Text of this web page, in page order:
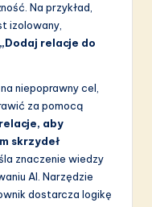
Na przykład,
izolowany,
„Dodaj relacje do
niepoprawny cel,
za pomocą
aby
skrzydeł
znaczenie wiedzy
AI. Narzędzie
dostarcza logikę